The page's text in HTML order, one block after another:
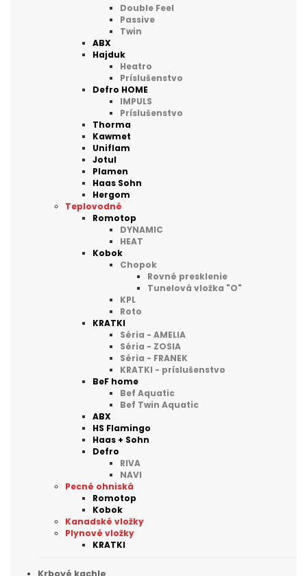
Double Feel
Passive
Twin
ABX
Hajduk
Heatro
Príslušenstvo
Defro HOME
IMPULS
Príslušenstvo
Thorma
Kawmet
Uniflam
Jotul
Plamen
Haas Sohn
Hergom
Teplovodné
Romotop
DYNAMIC
HEAT
Kobok
Chopok
Rovné presklenie
Tunelová vložka "O"
KPL
Roto
KRATKI
Séria - AMELIA
Séria - ZOSIA
Séria - FRANEK
KRATKI - príslušenstvo
BeF home
Bef Aquatic
Bef Twin Aquatic
ABX
HS Flamingo
Haas + Sohn
Defro
RIVA
NAVI
Pecné ohniská
Romotop
Kobok
Kanadské vložky
Plynové vložky
KRATKI
Krbové kachle